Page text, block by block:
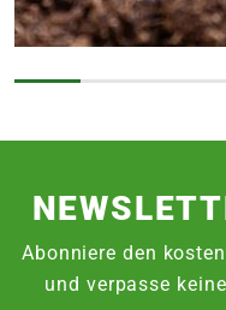
Abonniere den
und verpasse